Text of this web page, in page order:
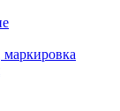
маркировка